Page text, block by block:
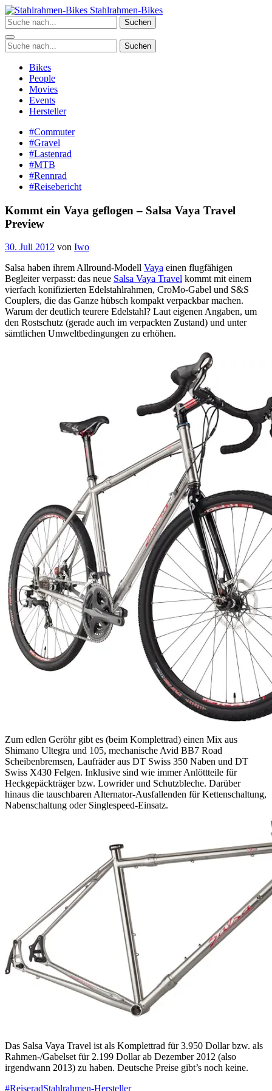
Zum
Inhalt
springen
Stahlrahmen-Bikes
Suchen
Suchen
Bikes
People
Movies
Events
Hersteller
#Commuter
#Gravel
#Lastenrad
#MTB
#Rennrad
#Reisebericht
Kommt ein Vaya geflogen – Salsa Vaya Travel
Preview
30. Juli 2012 von Iwo
Salsa haben ihrem Allround-Modell Vaya einen flugfähigen
Begleiter verpasst: das neue Salsa Vaya Travel kommt mit einem
vierfach konifizierten Edelstahlrahmen, CroMo-Gabel und S&S
Couplers, die das Ganze hübsch kompakt verpackbar machen.
Warum der deutlich teurere Edelstahl? Laut eigenen Angaben, um
den Rostschutz (gerade auch im verpackten Zustand) und unter
sämtlichen Umweltbedingungen zu erhöhen.
Zum edlen Geröhr gibt es (beim Komplettrad) einen Mix aus
Shimano Ultegra und 105, mechanische Avid BB7 Road
Scheibenbremsen, Laufräder aus DT Swiss 350 Naben und DT
Swiss X430 Felgen. Inklusive sind wie immer Anlöttteile für
Heckgepäckträger bzw. Lowrider und Schutzbleche. Darüber
hinaus die tauschbaren Alternator-Ausfallenden für Kettenschaltung,
Nabenschaltung oder Singlespeed-Einsatz.
Das Salsa Vaya Travel ist als Komplettrad für 3.950 Dollar bzw. als
Rahmen-/Gabelset für 2.199 Dollar ab Dezember 2012 (also
irgendwann 2013) zu haben. Deutsche Preise gibt’s noch keine.
#ReiseradStahlrahmen-Hersteller